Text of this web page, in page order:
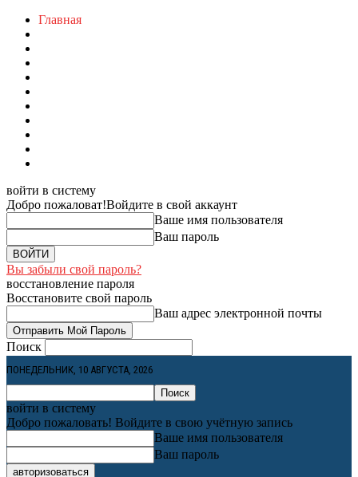
Главная
войти в систему
Добро пожаловат!Войдите в свой аккаунт
Ваше имя пользователя
Ваш пароль
Вы забыли свой пароль?
восстановление пароля
Восстановите свой пароль
Ваш адрес электронной почты
Поиск
ПОНЕДЕЛЬНИК, 10 АВГУСТА, 2026
войти в систему
Добро пожаловать! Войдите в свою учётную запись
Ваше имя пользователя
Ваш пароль